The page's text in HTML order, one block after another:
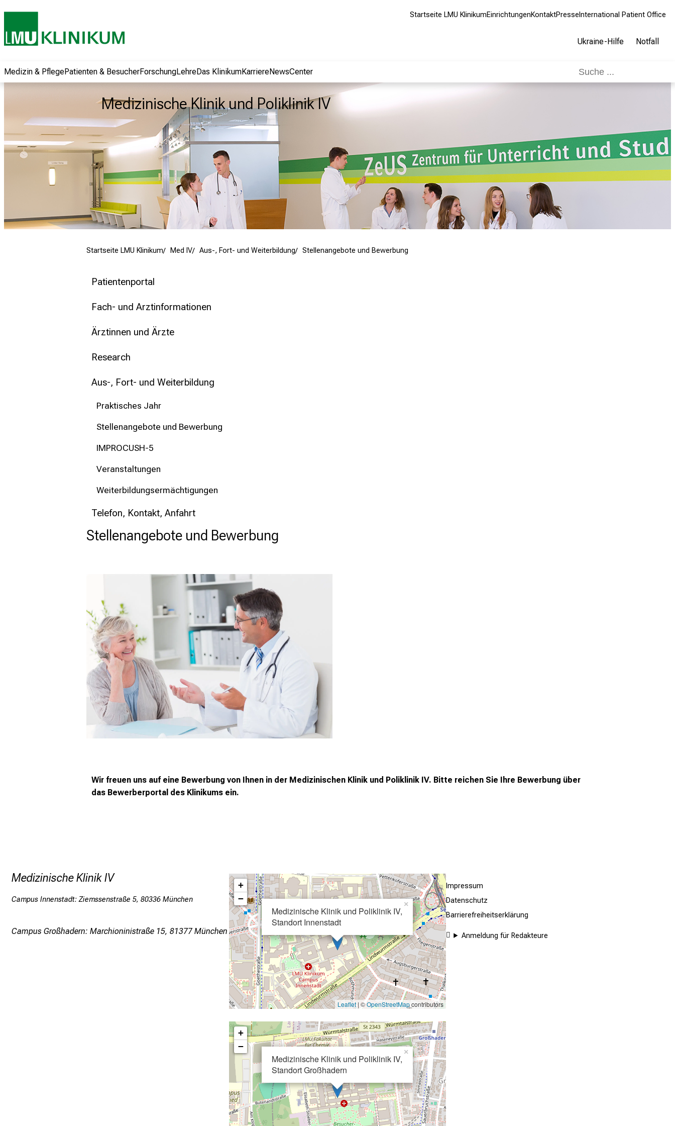
Startseite LMU KlinikumEinrichtungenKontaktPresse International Patient Office
Ukraine-Hilfe Notfall
Medizin & PflegePatienten & BesucherForschungLehreDas KlinikumKarriereNewsCenter
Medizinische Klinik und Poliklinik IV
Startseite LMU Klinikum Med IV Aus-, Fort- und Weiterbildung Stellenangebote und Bewerbung
Patientenportal
Fach- und Arztinformationen
Ärztinnen und Ärzte
Research
Aus-, Fort- und Weiterbildung
Praktisches Jahr
Stellenangebote und Bewerbung
IMPROCUSH-5
Veranstaltungen
Weiterbildungsermächtigungen
Telefon, Kontakt, Anfahrt
Stellenangebote und Bewerbung
Wir freuen uns auf eine Bewerbung von Ihnen in der Medizinischen Klinik und Poliklinik IV. Bitte reichen Sie Ihre Bewerbung über
das Bewerberportal des Klinikums ein.
Informationen zu
Jobs, Ausbildungen
Weiterbildungen.
Kommen Sie
Kollegen aus und
lassen Sie sich von
der gelebten
Pflegewissenschaft
begeistern – ganz
unverbindlich und
ohne Anmeldung.
mehr Informationen
Medizinische Klinik IV
Campus Innenstadt: Ziemssenstraße 5, 80336 München
Campus Großhadern: Marchioninistraße 15, 81377 München
Medizinische Klinik und Poliklinik IV,
Standort Innenstadt
×
+
−
Leaflet| ©OpenStreetMapcontributors
Medizinische Klinik und Poliklinik IV,
Standort Großhadern
×
+
−
Impressum
Datenschutz
Barrierefreiheitserklärung
Anmeldung für Redakteure